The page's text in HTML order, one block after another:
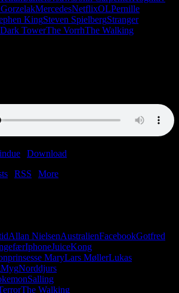
MercedesNetflixOLPernille
KingSteven SpielbergStranger
TowerThe VorrhThe Walking
Download
RSS
More
Allan NielsenAustralienFacebookGotfred
IphoneJuiceKong
MaryLars MøllerLukas
MygNorddjurs
Salling
The Walking